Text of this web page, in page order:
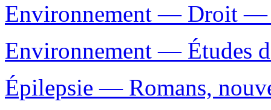
Environnement — Droit —
Environnement — Études
Épilepsie — Romans,